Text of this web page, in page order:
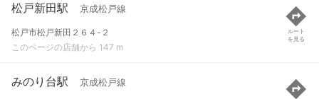
松戸新田駅 京成松戸線
松戸市松戸新田２６４-２
このページの店舗から 147 m
ルート
を見る
みのり台駅 京成松戸線